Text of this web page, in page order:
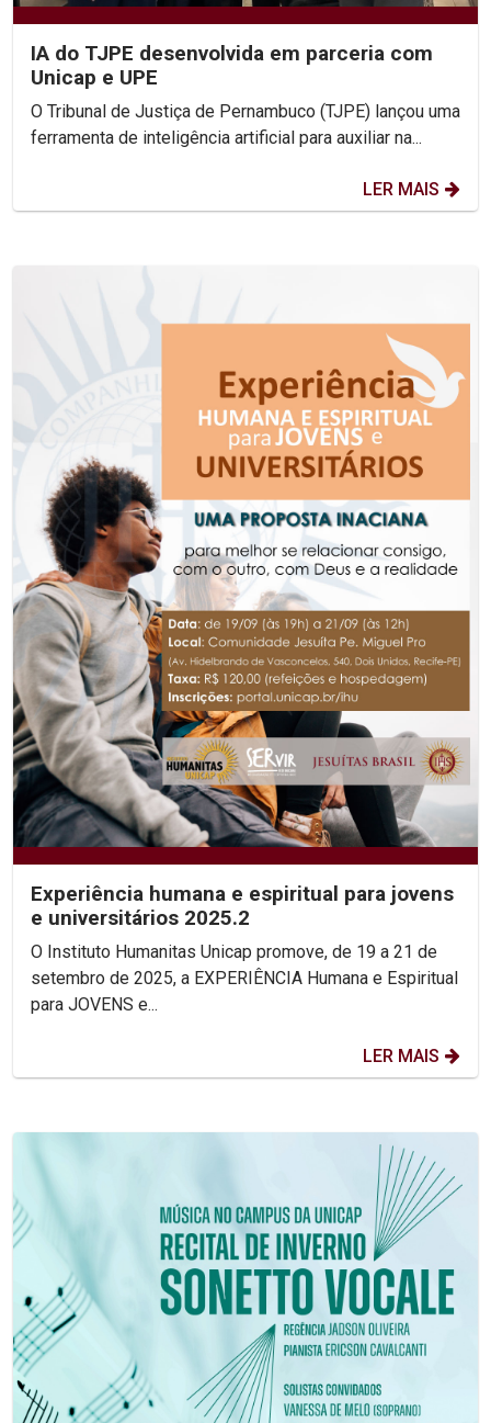
IA do TJPE desenvolvida em parceria com
Unicap e UPE
O Tribunal de Justiça de Pernambuco (TJPE) lançou uma
ferramenta de inteligência artificial para auxiliar na...
LER MAIS
Experiência humana e espiritual para jovens
e universitários 2025.2
O Instituto Humanitas Unicap promove, de 19 a 21 de
setembro de 2025, a EXPERIÊNCIA Humana e Espiritual
para JOVENS e...
LER MAIS